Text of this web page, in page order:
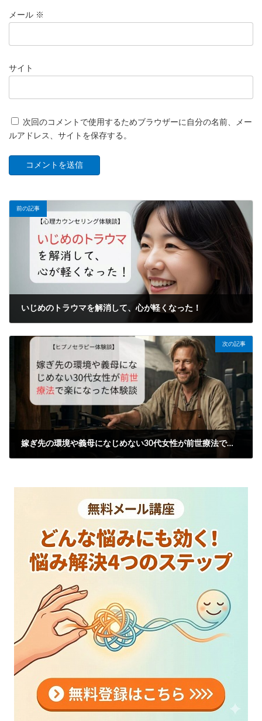
メール ※
サイト
次回のコメントで使用するためブラウザーに自分の名前、メー
ルアドレス、サイトを保存する。
前の記事
いじめのトラウマを解消して、心が軽くなった！
次の記事
嫁ぎ先の環境や義母になじめない30代女性が前世療法で楽になった体験談